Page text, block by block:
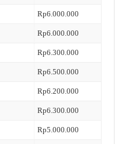
Rp6.000.000
Rp6.000.000
Rp6.300.000
Rp6.500.000
Rp6.200.000
Rp6.300.000
Rp5.000.000